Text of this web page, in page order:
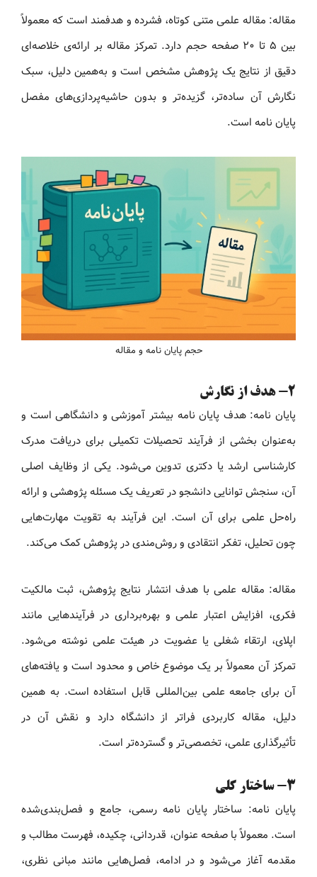
مقاله: مقاله علمی متنی کوتاه، فشرده و هدفمند است که معمولاً
بین ۵ تا ۲۰ صفحه حجم دارد. تمرکز مقاله بر ارائه‌ی خلاصه‌ای
دقیق از نتایج یک پژوهش مشخص است و به‌همین دلیل، سبک
نگارش آن ساده‌تر، گزیده‌تر و بدون حاشیه‌پردازی‌های مفصل
پایان نامه است.
حجم پایان نامه و مقاله
2- هدف از نگارش
پایان نامه: هدف پایان نامه بیشتر آموزشی و دانشگاهی است و
به‌عنوان بخشی از فرآیند تحصیلات تکمیلی برای دریافت مدرک
کارشناسی ارشد یا دکتری تدوین می‌شود. یکی از وظایف اصلی
آن، سنجش توانایی دانشجو در تعریف یک مسئله پژوهشی و ارائه
راه‌حل علمی برای آن است. این فرآیند به تقویت مهارت‌هایی
چون تحلیل، تفکر انتقادی و روش‌مندی در پژوهش کمک می‌کند.
مقاله: مقاله علمی با هدف انتشار نتایج پژوهش، ثبت مالکیت
فکری، افزایش اعتبار علمی و بهره‌برداری در فرآیندهایی مانند
اپلای، ارتقاء شغلی یا عضویت در هیئت علمی نوشته می‌شود.
تمرکز آن معمولاً بر یک موضوع خاص و محدود است و یافته‌های
آن برای جامعه علمی بین‌المللی قابل استفاده است. به همین
دلیل، مقاله کاربردی فراتر از دانشگاه دارد و نقش آن در
تأثیرگذاری علمی، تخصصی‌تر و گسترده‌تر است.
3- ساختار کلی
پایان نامه: ساختار پایان نامه رسمی، جامع و فصل‌بندی‌شده
است. معمولاً با صفحه عنوان، قدردانی، چکیده، فهرست مطالب و
مقدمه آغاز می‌شود و در ادامه، فصل‌هایی مانند مبانی نظری،